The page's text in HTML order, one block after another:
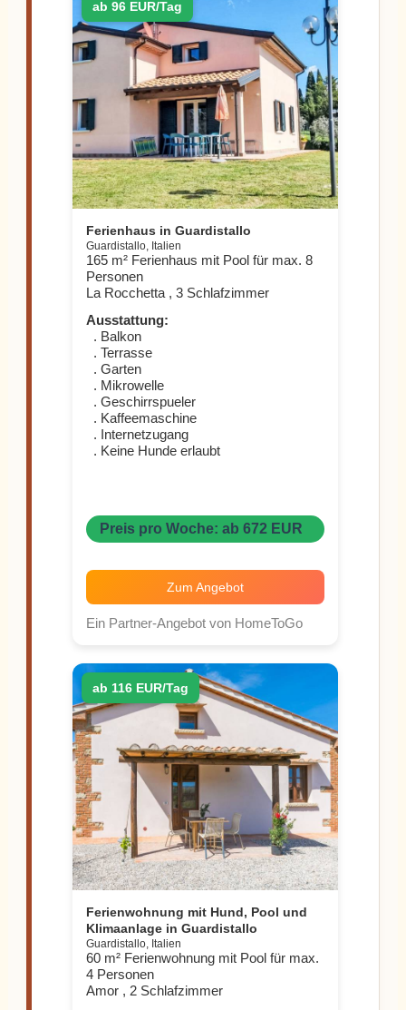
ab 96 EUR/Tag
Ferienhaus in Guardistallo
Guardistallo, Italien
165 m² Ferienhaus mit Pool für max. 8
Personen
La Rocchetta , 3 Schlafzimmer
Ausstattung:
. Balkon
. Terrasse
. Garten
. Mikrowelle
. Geschirrspueler
. Kaffeemaschine
. Internetzugang
. Keine Hunde erlaubt
Preis pro Woche: ab 672 EUR
Zum Angebot
Ein Partner-Angebot von HomeToGo
ab 116 EUR/Tag
Ferienwohnung mit Hund, Pool und
Klimaanlage in Guardistallo
Guardistallo, Italien
60 m² Ferienwohnung mit Pool für max.
4 Personen
Amor , 2 Schlafzimmer